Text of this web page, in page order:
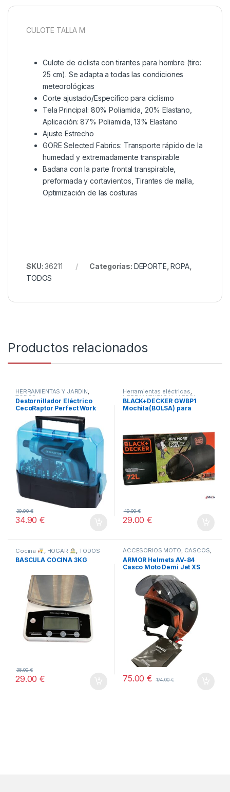
CULOTE TALLA M
Culote de ciclista con tirantes para hombre (tiro:
25 cm). Se adapta a todas las condiciones
meteorológicas
Corte ajustado/Específico para ciclismo
Tela Principal: 80% Poliamida, 20% Elastano,
Aplicación: 87% Poliamida, 13% Elastano
Ajuste Estrecho
GORE Selected Fabrics: Transporte rápido de la
humedad y extremadamente transpirable
Badana con la parte frontal transpirable,
preformada y cortavientos, Tirantes de malla,
Optimización de las costuras
SKU:36211 Categorías: DEPORTE ,ROPA,
TODOS
Productos relacionados
HERRAMIENTAS Y JARDÍN,
TODOS
Destornillador Eléctrico
CecoRaptor Perfect Work
360 Advance.
34.90€
39.90€
Herramientas eléctricas,
HERRAMIENTAS Y JARDÍN,
TODOS
BLACK+DECKER GWBP1
Mochila(BOLSA) para
29.00€
49.00€
Cocina , HOGAR ,TODOS
BASCULA COCINA 3KG
29.00€
35.00€
ACCESORIOS MOTO, CASCOS,
COCHE Y MOTO , TODOS
ARMOR Helmets AV-84
Casco Moto Demi Jet XS
75.00€ 174.00€